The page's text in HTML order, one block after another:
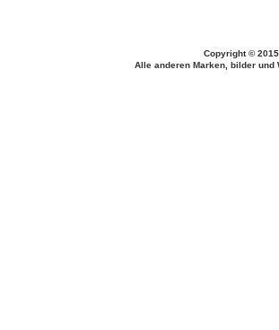
Copyright ©
Alle anderen Marken, bilder und